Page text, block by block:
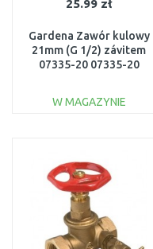
25.99 zł
Gardena Zawór kulowy
21mm (G 1/2) závitem
07335-20 07335-20
W MAGAZYNIE